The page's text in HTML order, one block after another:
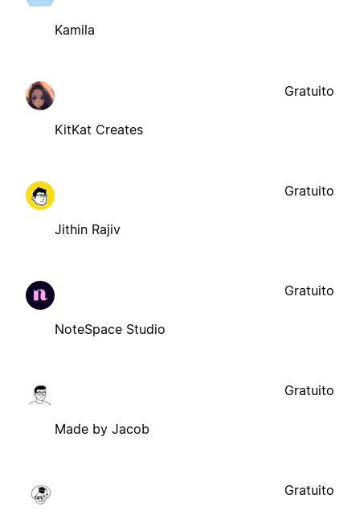
Kamila
KitKat Creates
Gratuito
Jithin Rajiv
Gratuito
NoteSpace Studio
Gratuito
Made by Jacob
Gratuito
Gratuito